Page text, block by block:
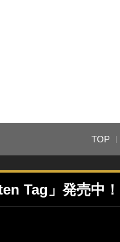
TOP
Tag」発売中！